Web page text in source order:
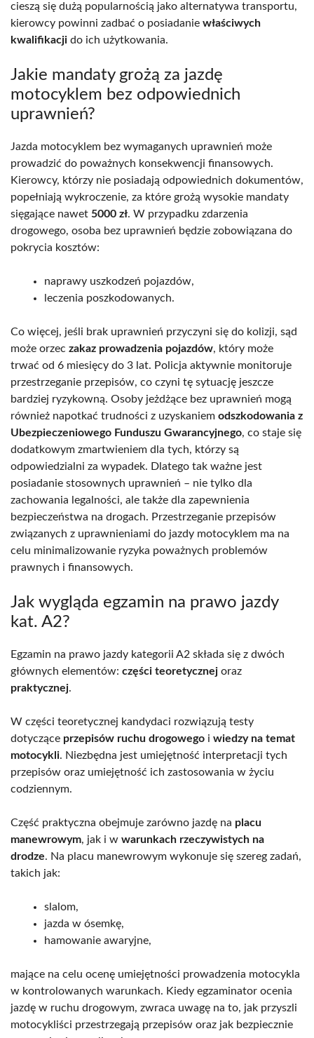
cieszą się dużą popularnością jako alternatywa transportu,
kierowcy powinni zadbać o posiadanie właściwych
kwalifikacji do ich użytkowania.
Jakie mandaty grożą za jazdę
motocyklem bez odpowiednich
uprawnień?
Jazda motocyklem bez wymaganych uprawnień może
prowadzić do poważnych konsekwencji finansowych.
Kierowcy, którzy nie posiadają odpowiednich dokumentów,
popełniają wykroczenie, za które grożą wysokie mandaty
sięgające nawet 5000 zł. W przypadku zdarzenia
drogowego, osoba bez uprawnień będzie zobowiązana do
pokrycia kosztów:
naprawy uszkodzeń pojazdów,
leczenia poszkodowanych.
Co więcej, jeśli brak uprawnień przyczyni się do kolizji, sąd
może orzec zakaz prowadzenia pojazdów, który może
trwać od 6 miesięcy do 3 lat. Policja aktywnie monitoruje
przestrzeganie przepisów, co czyni tę sytuację jeszcze
bardziej ryzykowną. Osoby jeżdżące bez uprawnień mogą
również napotkać trudności z uzyskaniem odszkodowania z
Ubezpieczeniowego Funduszu Gwarancyjnego, co staje się
dodatkowym zmartwieniem dla tych, którzy są
odpowiedzialni za wypadek. Dlatego tak ważne jest
posiadanie stosownych uprawnień – nie tylko dla
zachowania legalności, ale także dla zapewnienia
bezpieczeństwa na drogach. Przestrzeganie przepisów
związanych z uprawnieniami do jazdy motocyklem ma na
celu minimalizowanie ryzyka poważnych problemów
prawnych i finansowych.
Jak wygląda egzamin na prawo jazdy
kat. A2?
Egzamin na prawo jazdy kategorii A2 składa się z dwóch
głównych elementów: części teoretycznej oraz
praktycznej.
W części teoretycznej kandydaci rozwiązują testy
dotyczące przepisów ruchu drogowego i wiedzy na temat
motocykli. Niezbędna jest umiejętność interpretacji tych
przepisów oraz umiejętność ich zastosowania w życiu
codziennym.
Część praktyczna obejmuje zarówno jazdę na placu
manewrowym, jak i w warunkach rzeczywistych na
drodze. Na placu manewrowym wykonuje się szereg zadań,
takich jak:
slalom,
jazda w ósemkę,
hamowanie awaryjne,
mające na celu ocenę umiejętności prowadzenia motocykla
w kontrolowanych warunkach. Kiedy egzaminator ocenia
jazdę w ruchu drogowym, zwraca uwagę na to, jak przyszli
motocykliści przestrzegają przepisów oraz jak bezpiecznie